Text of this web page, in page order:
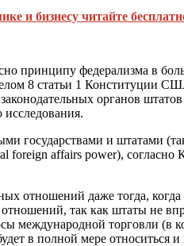
и бизнесу читайте
принципу федерализма в
8 статьи 1
органов
государствами и штатами
foreign affairs power), согласно
отношений даже тогда,
так как штаты не
международной торговли (в
в полной мере относиться